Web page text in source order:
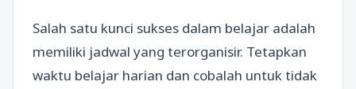
Salah satu kunci sukses dalam belajar adalah
memiliki jadwal yang terorganisir. Tetapkan
waktu belajar harian dan cobalah untuk tidak